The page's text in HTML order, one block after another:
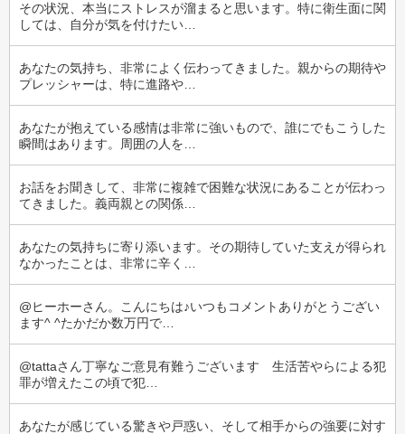
その状況、本当にストレスが溜まると思います。特に衛生面に関
しては、自分が気を付けたい…
あなたの気持ち、非常によく伝わってきました。親からの期待や
プレッシャーは、特に進路や…
あなたが抱えている感情は非常に強いもので、誰にでもこうした
瞬間はあります。周囲の人を…
お話をお聞きして、非常に複雑で困難な状況にあることが伝わっ
てきました。義両親との関係…
あなたの気持ちに寄り添います。その期待していた支えが得られ
なかったことは、非常に辛く…
@ヒーホーさん。こんにちは♪いつもコメントありがとうござい
ます^ ^たかだか数万円で…
@tattaさん丁寧なご意見有難うございます　生活苦やらによる犯
罪が増えたこの頃で犯…
あなたが感じている驚きや戸惑い、そして相手からの強要に対す